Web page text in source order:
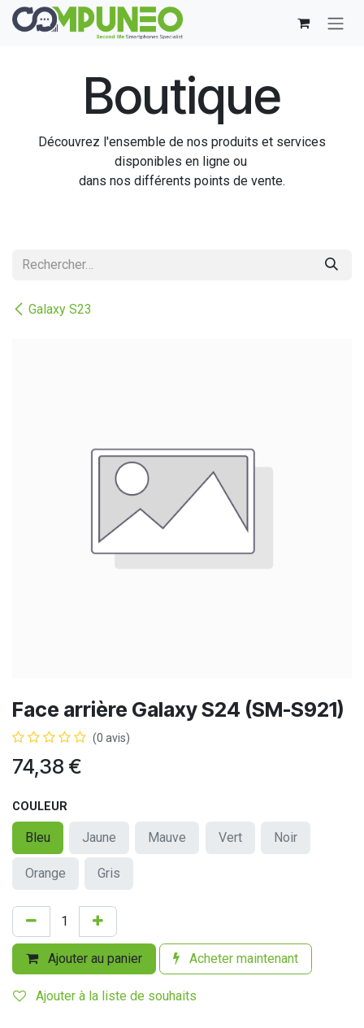
Se rendre au contenu
Boutique
Découvrez l'ensemble de nos produits et services
disponibles en ligne ou
dans nos différents points de vente.
Galaxy S23
Face arrière Galaxy S24 (SM-S921)
(0 avis)
74,38 €
COULEUR
Bleu Jaune Mauve Vert Noir
Orange Gris
Ajouter au panier Acheter maintenant
Ajouter à la liste de souhaits